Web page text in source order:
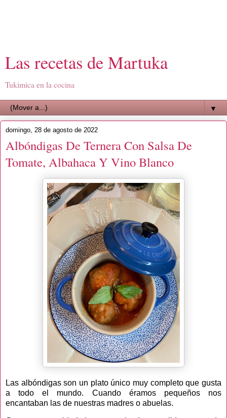
Las recetas de Martuka
Tukimica en la cocina
▼
domingo, 28 de agosto de 2022
Albóndigas De Ternera Con Salsa De
Tomate, Albahaca Y Vino Blanco
Las albóndigas son un plato único muy completo que gusta
a todo el mundo. Cuando éramos pequeños nos
encantaban las de nuestras madres o abuelas.